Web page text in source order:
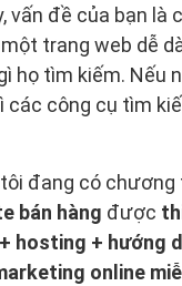
vấn đề của bạn là
trang web dễ
họ tìm kiếm. Nếu
các công cụ tìm
đang có chương
bán hàng được
hosting + hướng
online